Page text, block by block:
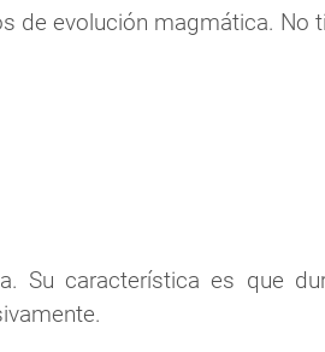
de evolución magmática. No
Su característica es que